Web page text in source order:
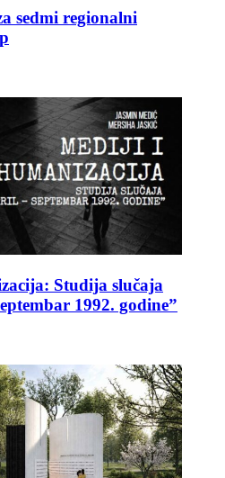
sedmi regionalni
Studija slučaja
1992. godine”